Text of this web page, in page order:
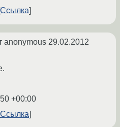
Ссылка
anonymous 29.02.2012
+00:00
Ссылка